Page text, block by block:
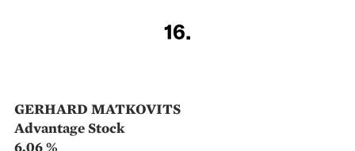
Der Managementteam rund um ­Peter Seilern ist
amerikanischen Angebot an dynamischen
Wachstumsunternehmen“, heisst es im ­Jahresbericht.
Investiert ist der Fonds unter anderem in den ­